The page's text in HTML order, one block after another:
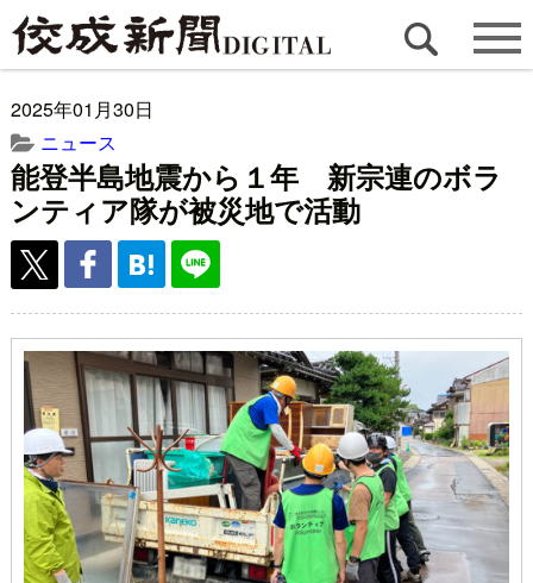
2025年01月30日
ニュース
能登半島地震から１年 新宗連のボラ
ンティア隊が被災地で活動